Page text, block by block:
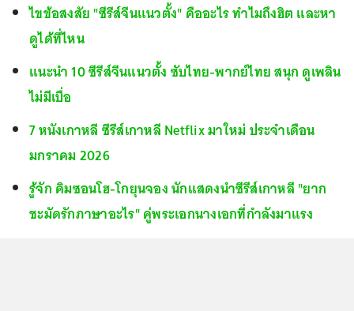
ไขข้อสงสัย "ซีรีส์จีนแนวตั้ง" คืออะไร ทำไมถึงฮิต และหา
ดูได้ที่ไหน
แนะนำ 10 ซีรีส์จีนแนวตั้ง ซับไทย-พากย์ไทย สนุก ดูเพลิน
ไม่มีเบื่อ
7 หนังเกาหลี ซีรีส์เกาหลี Netflix มาใหม่ ประจำเดือน
มกราคม 2026
รู้จัก คิมซอนโฮ-โกยุนจอง นักแสดงนำซีรีส์เกาหลี "ยาก
ชะมัดรักภาษาอะไร" คู่พระเอกนางเอกที่กำลังมาแรง